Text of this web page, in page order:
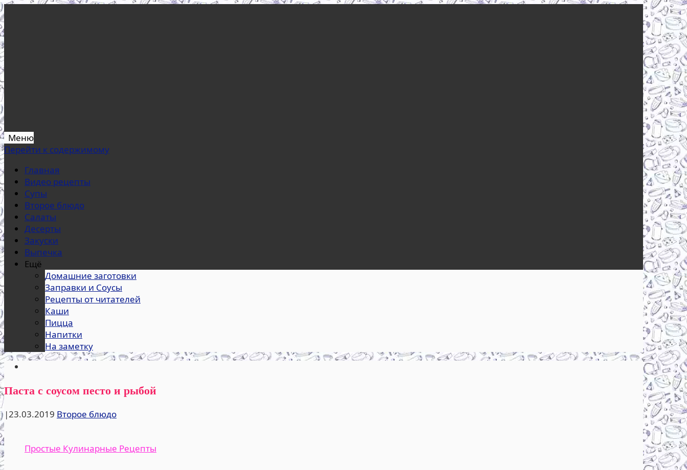
Простые Кулинарные Рецепты
Меню
Перейти к содержимому
Главная
Видео рецепты
Супы
Второе блюдо
Салаты
Десерты
Закуски
Выпечка
Ещё
Домашние заготовки
Заправки и Соусы
Рецепты от читателей
Каши
Пицца
Напитки
На заметку
Паста с соусом песто и рыбой
|23.03.2019 Второе блюдо